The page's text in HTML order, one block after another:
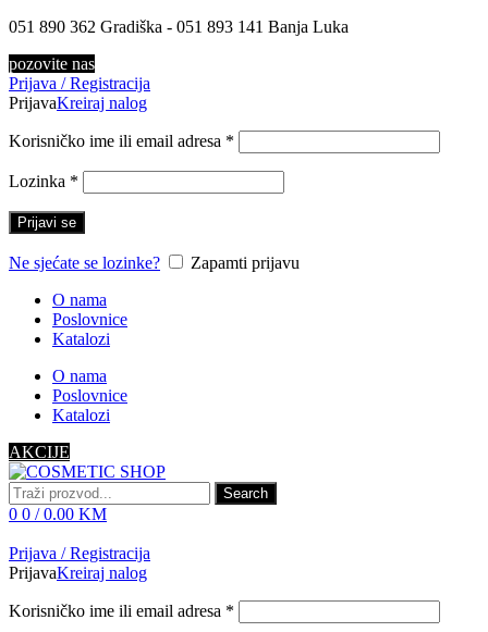
051 890 362 Gradiška - 051 893 141 Banja Luka
pozovite nas
Prijava / Registracija
PrijavaKreiraj nalog
Korisničko ime ili email adresa *
Lozinka *
Prijavi se
Ne sjećate se lozinke?
Zapamti prijavu
O nama
Poslovnice
Katalozi
O nama
Poslovnice
Katalozi
AKCIJE
Search
0 0 / 0.00 KM
Prijava / Registracija
PrijavaKreiraj nalog
Korisničko ime ili email adresa *